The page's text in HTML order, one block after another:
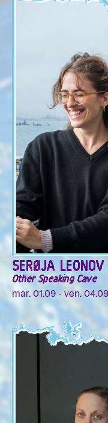
SERØJA
Other Speaking Cave
mar. 01.09 - ven. 04.09